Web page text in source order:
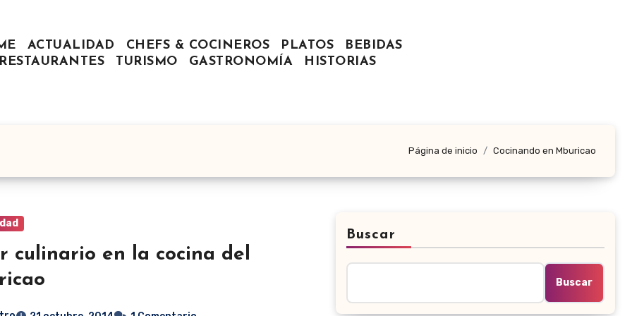
ACTUALIDAD CHEFS & COCINEROS PLATOS
BEBIDAS
RESTAURANTES
TURISMO GASTRONOMÍA HISTORIAS
Página de inicio Cocinando en Mburicao
culinario en la cocina del
Buscar
Buscar